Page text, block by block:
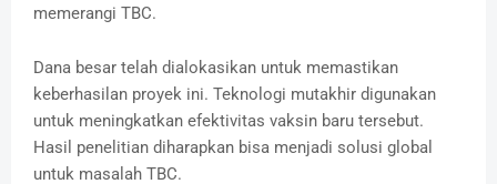
memerangi TBC.
Dana besar telah dialokasikan untuk memastikan
keberhasilan proyek ini. Teknologi mutakhir digunakan
untuk meningkatkan efektivitas vaksin baru tersebut.
Hasil penelitian diharapkan bisa menjadi solusi global
untuk masalah TBC.